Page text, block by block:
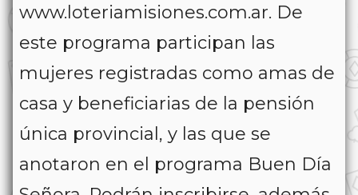
www.loteriamisiones.com.ar. De
este programa participan las
mujeres registradas como amas de
casa y beneficiarias de la pensión
única provincial, y las que se
anotaron en el programa Buen Día